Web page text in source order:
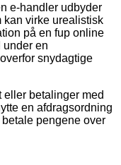
e-handler udbyder
kan virke urealistisk
på en fup online
en
snydagtige
eller betalinger med
en afdragsordning
pengene over